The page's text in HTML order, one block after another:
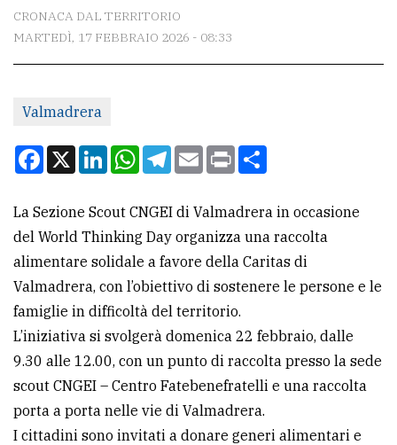
La
redazione
Per
tua
CERCA
Cerca
per
comune
Ricerca
avanzata
CRONACA DAL TERRITORIO
MARTEDÌ, 17 FEBBRAIO 2026 - 08:33
Valmadrera
Facebook
X LinkedInWhatsApp
Telegram
EmailPrint
La Sezione Scout CNGEI di Valmadrera in occasione
del World Thinking Day organizza una raccolta
alimentare solidale a favore della Caritas di
Valmadrera, con l’obiettivo di sostenere le persone e le
famiglie in difficoltà del territorio.
L’iniziativa si svolgerà domenica 22 febbraio, dalle
9.30 alle 12.00, con un punto di raccolta presso la sede
scout CNGEI – Centro Fatebenefratelli e una raccolta
porta a porta nelle vie di Valmadrera.
I cittadini sono invitati a donare generi alimentari e